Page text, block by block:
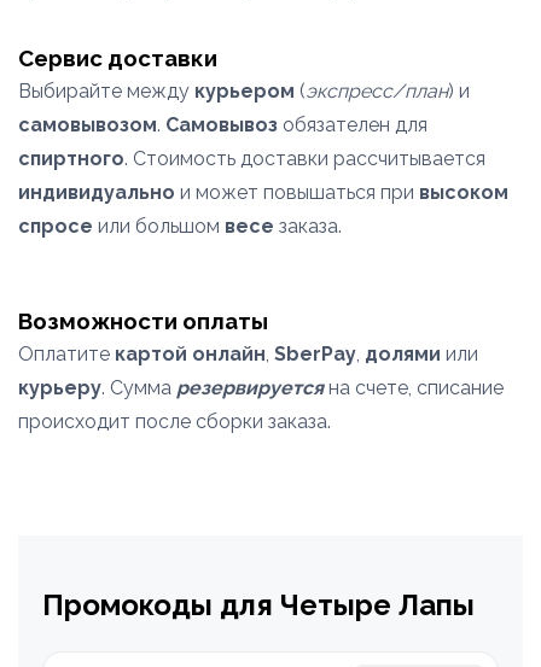
Сервис доставки
Выбирайте между курьером (экспресс/план) и
самовывозом. Самовывоз обязателен для
спиртного. Стоимость доставки рассчитывается
индивидуально и может повышаться при высоком
спросе или большом весе заказа.
Возможности оплаты
Оплатите картой онлайн, SberPay, долями или
курьеру. Сумма резервируетсяна счете, списание
происходит после сборки заказа.
Промокоды для Четыре Лапы